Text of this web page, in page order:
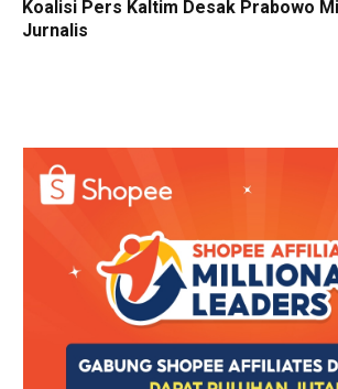
Koalisi Pers Kaltim Desak Prabowo
Jurnalis